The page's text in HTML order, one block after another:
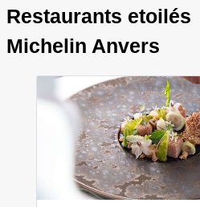
Restaurants etoilés
Michelin Anvers